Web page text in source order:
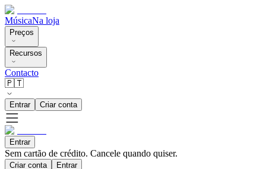
MúsicaNa loja
Preços
Recursos
Contacto
🇵🇹
Entrar Criar conta
Entrar
Sem cartão de crédito. Cancele quando quiser.
Criar conta Entrar